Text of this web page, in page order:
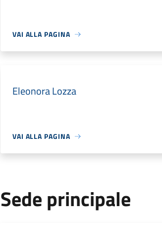
VAI ALLA PAGINA
Eleonora Lozza
VAI ALLA PAGINA
Sede principale